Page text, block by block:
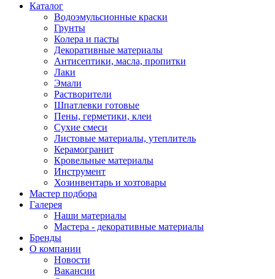
Каталог
Водоэмульсионные краски
Грунты
Колера и пасты
Декоративные материалы
Антисептики, масла, пропитки
Лаки
Эмали
Растворители
Шпатлевки готовые
Пены, герметики, клеи
Сухие смеси
Листовые материалы, утеплитель
Керамогранит
Кровельные материалы
Инструмент
Хозинвентарь и хозтовары
Мастер подбора
Галерея
Наши материалы
Мастера - декоративные материалы
Бренды
О компании
Новости
Вакансии